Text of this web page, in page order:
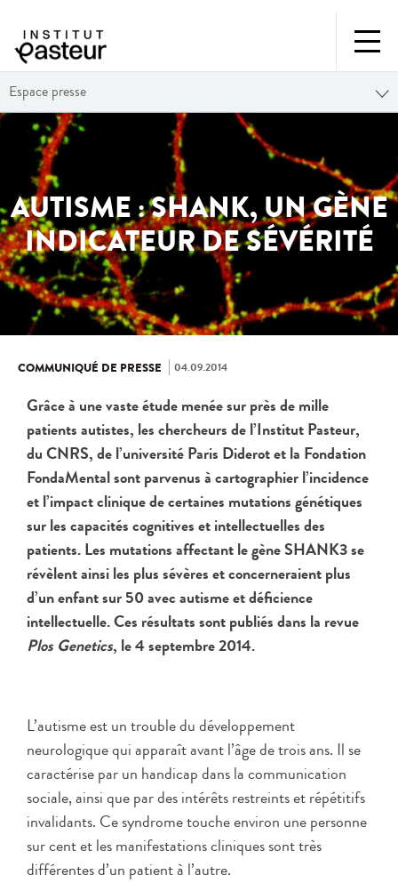
Espace presse
AUTISME : SHANK, UN GÈNE
INDICATEUR DE SÉVÉRITÉ
COMMUNIQUÉ DE PRESSE 04.09.2014
Grâce à une vaste étude menée sur près de mille
patients autistes, les chercheurs de l’Institut Pasteur,
du CNRS, de l’université Paris Diderot et la Fondation
FondaMental sont parvenus à cartographier l’incidence
et l’impact clinique de certaines mutations génétiques
sur les capacités cognitives et intellectuelles des
patients. Les mutations affectant le gène SHANK3 se
révèlent ainsi les plus sévères et concerneraient plus
d’un enfant sur 50 avec autisme et déficience
intellectuelle. Ces résultats sont publiés dans la revue
Plos Genetics, le 4 septembre 2014.
L’autisme est un trouble du développement
neurologique qui apparaît avant l’âge de trois ans. Il se
caractérise par un handicap dans la communication
sociale, ainsi que par des intérêts restreints et répétitifs
invalidants. Ce syndrome touche environ une personne
sur cent et les manifestations cliniques sont très
différentes d’un patient à l’autre.